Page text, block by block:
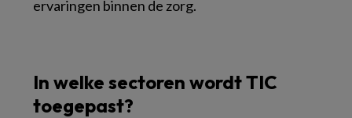
ervaringen binnen de zorg.
In welke sectoren wordt TIC
toegepast?